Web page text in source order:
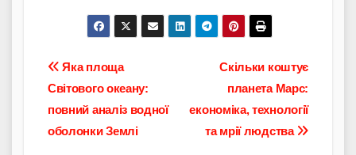
Навігація
записів
Скільки коштує
планета Марс:
економіка, технології
та мрії людства
Яка площа
Світового океану:
повний аналіз водної
оболонки Землі